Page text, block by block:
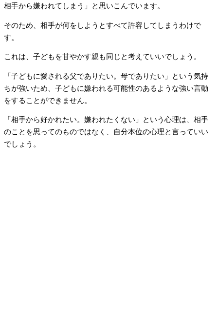
相手から嫌われてしまう」と思いこんでいます。
そのため、相手が何をしようとすべて許容してしまうわけで
す。
これは、子どもを甘やかす親も同じと考えていいでしょう。
「子どもに愛される父でありたい。母でありたい」という気持
ちが強いため、子どもに嫌われる可能性のあるような強い言動
をすることができません。
「相手から好かれたい。嫌われたくない」という心理は、相手
のことを思ってのものではなく、自分本位の心理と言っていい
でしょう。